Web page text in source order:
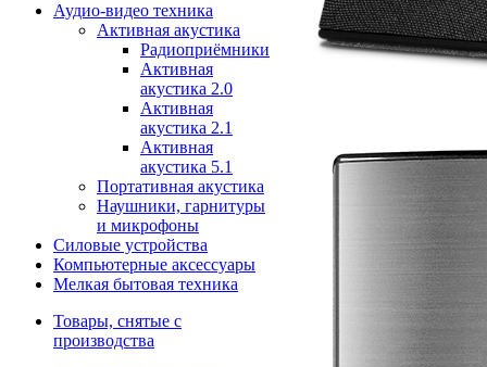
Аудио-видео техника
Активная акустика
Радиоприёмники
Активная
акустика 2.0
Активная
акустика 2.1
Активная
акустика 5.1
Портативная акустика
Наушники, гарнитуры
и микрофоны
Силовые устройства
Компьютерные аксессуары
Мелкая бытовая техника
Товары, снятые с
производства